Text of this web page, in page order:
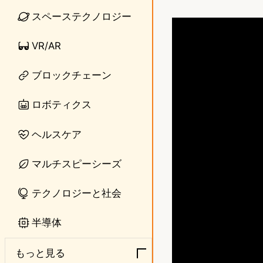
スペーステクノロジー
VR/AR
ブロックチェーン
ロボティクス
ヘルスケア
マルチスピーシーズ
テクノロジーと社会
半導体
もっと見る